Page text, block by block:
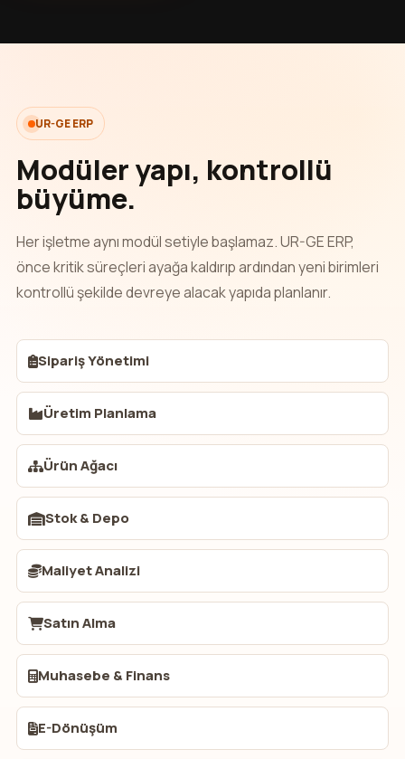
UR-GE ERP
Modüler yapı, kontrollü
büyüme.
Her işletme aynı modül setiyle başlamaz. UR-GE ERP,
önce kritik süreçleri ayağa kaldırıp ardından yeni birimleri
kontrollü şekilde devreye alacak yapıda planlanır.
Sipariş Yönetimi
Üretim Planlama
Ürün Ağacı
Stok & Depo
Maliyet Analizi
Satın Alma
Muhasebe & Finans
E-Dönüşüm